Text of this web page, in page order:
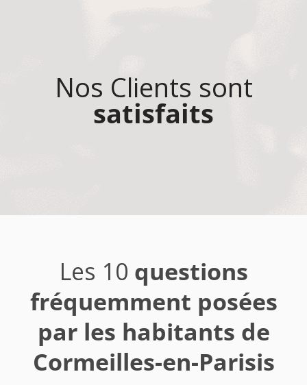
Nos Clients sont
satisfaits
Les 10 questions
fréquemment posées
par les habitants de
Cormeilles-en-Parisis